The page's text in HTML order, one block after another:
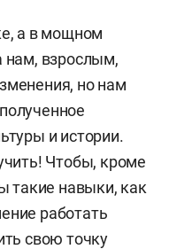
а в мощном
нам, взрослым,
но нам
и истории.
Чтобы, кроме
такие навыки, как
работать
свою точку